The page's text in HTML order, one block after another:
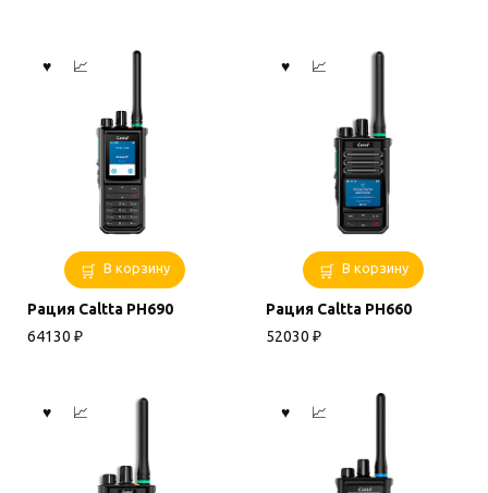
В корзину
Рация Caltta PH690
64130 ₽
В корзину
Рация Caltta PH660
52030 ₽